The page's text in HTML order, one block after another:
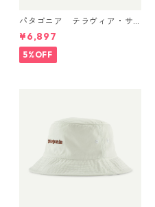
パタゴニア テラヴィア・サ
コッシュ 3L (カラー Black)
Patagonia Terravia Sacoche
Bag 3L 日本正規品 製品番号
48835
¥6,897
5%OFF